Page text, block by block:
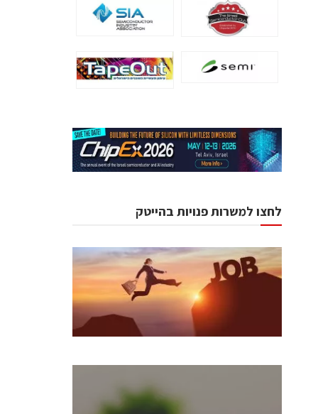
לחצו למשרות פנויות בהייטק